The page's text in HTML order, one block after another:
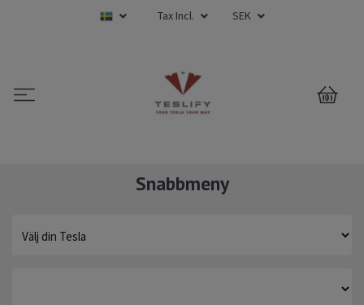
Tax Incl. SEK
0
Snabbmeny